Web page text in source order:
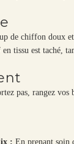
de chiffon doux
tissu est taché,
pas, rangez
: En prenant soin